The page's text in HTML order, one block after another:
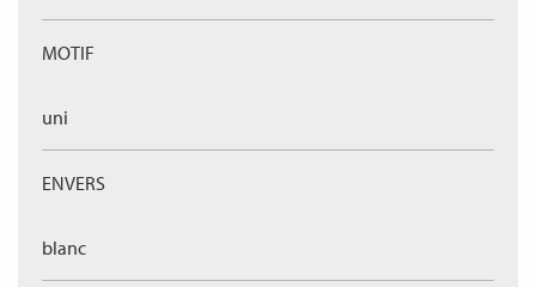
MOTIF
uni
ENVERS
blanc